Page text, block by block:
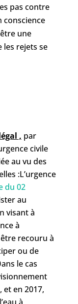
pas contre
conscience
une
rejets se
, par
civile
au vu des
:L’urgence
du 02
au
visant à
à
recouru à
ou de
le cas
et en 2017,